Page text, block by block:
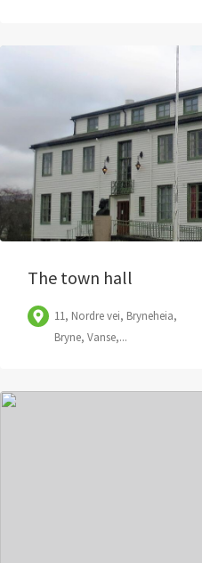
The town hall
11, Nordre vei, Bryneheia,
Bryne, Vanse,...